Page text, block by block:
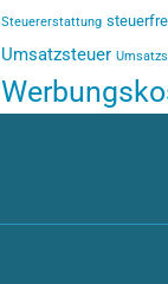
Steuererstattung
Umsatzsteuer